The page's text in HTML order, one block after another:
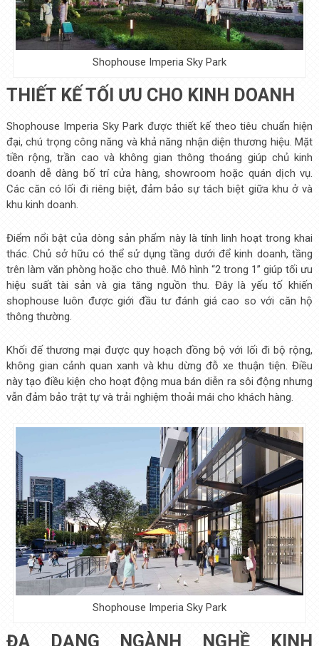
Shophouse Imperia Sky Park
THIẾT KẾ TỐI ƯU CHO KINH DOANH
Shophouse Imperia Sky Park được thiết kế theo tiêu chuẩn hiện
đại, chú trọng công năng và khả năng nhận diện thương hiệu. Mặt
tiền rộng, trần cao và không gian thông thoáng giúp chủ kinh
doanh dễ dàng bố trí cửa hàng, showroom hoặc quán dịch vụ.
Các căn có lối đi riêng biệt, đảm bảo sự tách biệt giữa khu ở và
khu kinh doanh.
Điểm nổi bật của dòng sản phẩm này là tính linh hoạt trong khai
thác. Chủ sở hữu có thể sử dụng tầng dưới để kinh doanh, tầng
trên làm văn phòng hoặc cho thuê. Mô hình “2 trong 1” giúp tối ưu
hiệu suất tài sản và gia tăng nguồn thu. Đây là yếu tố khiến
shophouse luôn được giới đầu tư đánh giá cao so với căn hộ
thông thường.
Khối đế thương mại được quy hoạch đồng bộ với lối đi bộ rộng,
không gian cảnh quan xanh và khu dừng đỗ xe thuận tiện. Điều
này tạo điều kiện cho hoạt động mua bán diễn ra sôi động nhưng
vẫn đảm bảo trật tự và trải nghiệm thoải mái cho khách hàng.
Shophouse Imperia Sky Park
ĐA DẠNG NGÀNH NGHỀ KINH